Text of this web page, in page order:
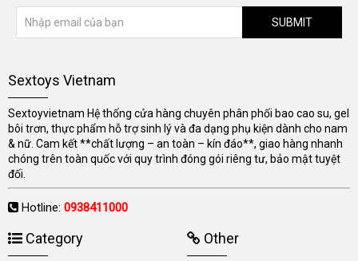
SUBMIT
Sextoys Vietnam
Sextoyvietnam Hệ thống cửa hàng chuyên phân phối bao cao su, gel
bôi trơn, thực phẩm hỗ trợ sinh lý và đa dạng phụ kiện dành cho nam
& nữ. Cam kết **chất lượng – an toàn – kín đáo**, giao hàng nhanh
chóng trên toàn quốc với quy trình đóng gói riêng tư, bảo mật tuyệt
đối.
Hotline: 0938411000
Category Other